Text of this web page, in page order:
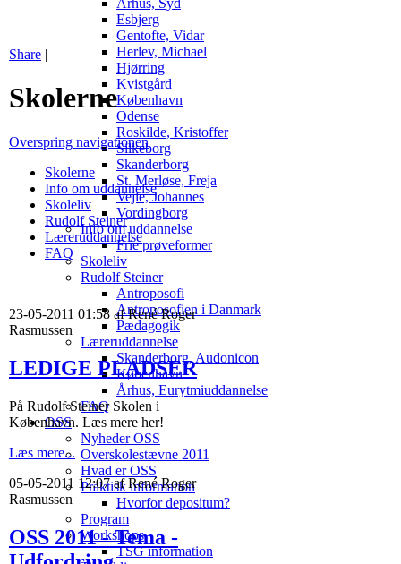
Århus, Syd
Esbjerg
Gentofte, Vidar
Herlev, Michael
Hjørring
Kvistgård
København
Odense
Roskilde, Kristoffer
Silkeborg
Skanderborg
St. Merløse, Freja
Vejle, Johannes
Vordingborg
Info om uddannelse
Frie prøveformer
Skoleliv
Rudolf Steiner
Antroposofi
Antroposofien i Danmark
Pædagogik
Læreruddannelse
Skanderborg, Audonicon
København
Århus, Eurytmiuddannelse
FAQ
OSS
Nyheder OSS
Overskolestævne 2011
Hvad er OSS
Praktisk information
Hvorfor depositum?
Program
Workshops
TSG information
Share |
Skolerne
Overspring navigationen
Skolerne
Info om uddannelse
Skoleliv
Rudolf Steiner
Læreruddannelse
FAQ
23-05-2011 01:58 af René Roger
Rasmussen
LEDIGE PLADSER
På Rudolf Steiner Skolen i
København. Læs mere her!
Læs mere...
05-05-2011 12:07 af René Roger
Rasmussen
OSS 2011 - Tema -